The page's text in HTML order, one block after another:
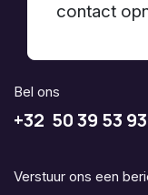
contact
Bel ons
+32 50 39 53 93
Verstuur ons een